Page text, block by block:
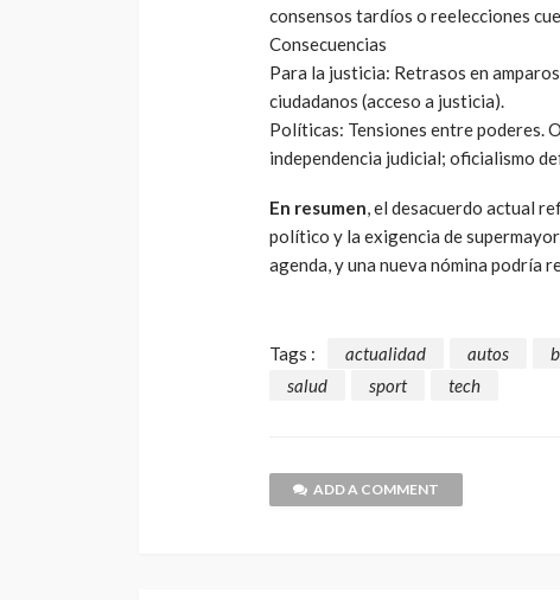
consensos tardíos o reelecciones
Consecuencias
Para la justicia: Retrasos en
ciudadanos (acceso a justicia).
Políticas: Tensiones entre poderes.
independencia judicial; oficialismo
En resumen, el desacuerdo actual
político y la exigencia de
agenda, y una nueva nómina podría
Tags : actualidad autos
salud
sport tech
ADD A COMMENT